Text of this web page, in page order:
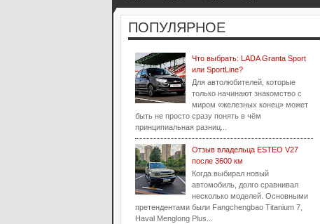
ПОПУЛЯРНОЕ
Что выбрать: LADA Granta Sport
или SportLine?
Для автолюбителей, которые
только начинают знакомство с
миром «железных конец» может
быть не просто сразу понять в чём
принципиальная разниц...
Отзыв владельца ESTEO V27
после 3600 км
Когда выбирал новый
автомобиль, долго сравнивал
несколько моделей. Основными
претендентами были Fangchengbao Titanium 7,
Haval Menglong Plus...